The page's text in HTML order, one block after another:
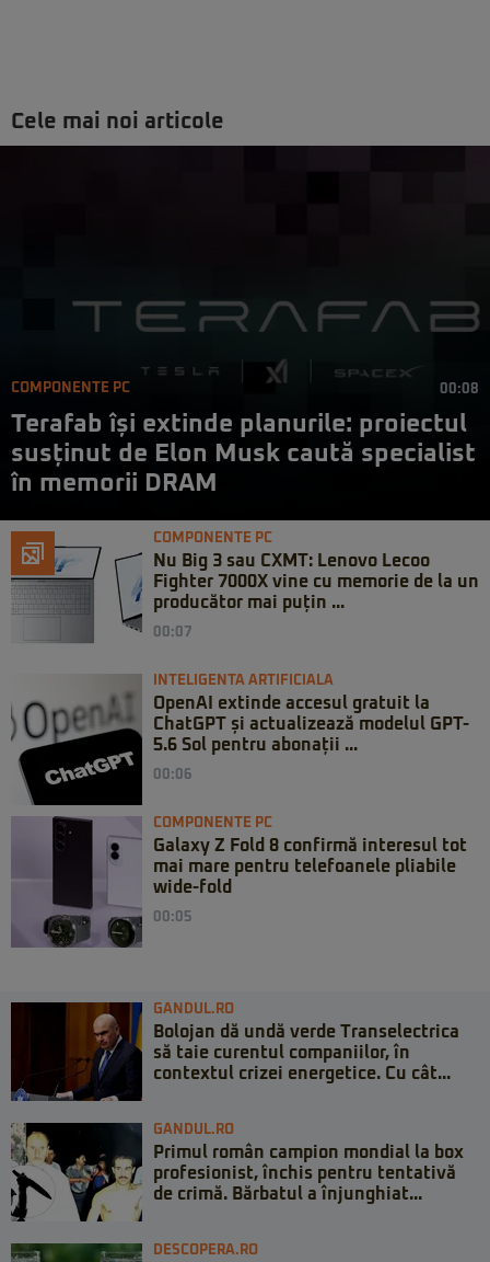
Cele mai noi articole
COMPONENTE PC 00:08
Terafab își extinde planurile: proiectul
susținut de Elon Musk caută specialist
în memorii DRAM
COMPONENTE PC
Nu Big 3 sau CXMT: Lenovo Lecoo
Fighter 7000X vine cu memorie de la un
producător mai puțin ...
00:07
INTELIGENTA ARTIFICIALA
OpenAI extinde accesul gratuit la
ChatGPT și actualizează modelul GPT-
5.6 Sol pentru abonații ...
00:06
COMPONENTE PC
Galaxy Z Fold 8 confirmă interesul tot
mai mare pentru telefoanele pliabile
wide-fold
00:05
GANDUL.RO
Bolojan dă undă verde Transelectrica
să taie curentul companiilor, în
contextul crizei energetice. Cu cât...
GANDUL.RO
Primul român campion mondial la box
profesionist, închis pentru tentativă
de crimă. Bărbatul a înjunghiat...
DESCOPERA.RO